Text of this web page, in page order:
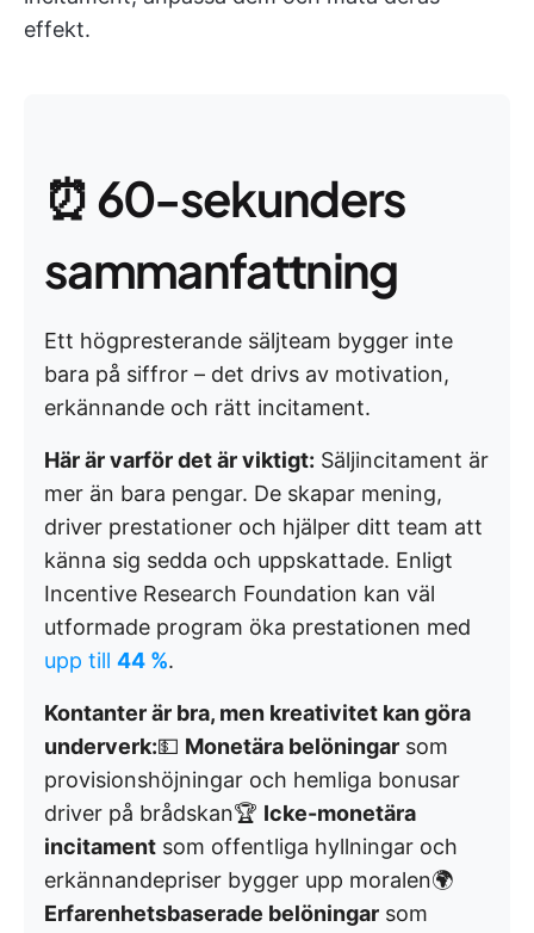
effekt.
⏰ 60-sekunders
sammanfattning
Ett högpresterande säljteam bygger inte
bara på siffror – det drivs av motivation,
erkännande och rätt incitament.
Här är varför det är viktigt: Säljincitament är
mer än bara pengar. De skapar mening,
driver prestationer och hjälper ditt team att
känna sig sedda och uppskattade. Enligt
Incentive Research Foundation kan väl
utformade program öka prestationen med
upp till 44 %.
Kontanter är bra, men kreativitet kan göra
underverk:💵 Monetära belöningar som
provisionshöjningar och hemliga bonusar
driver på brådskan🏆 Icke-monetära
incitament som offentliga hyllningar och
erkännandepriser bygger upp moralen🌍
Erfarenhetsbaserade belöningar som